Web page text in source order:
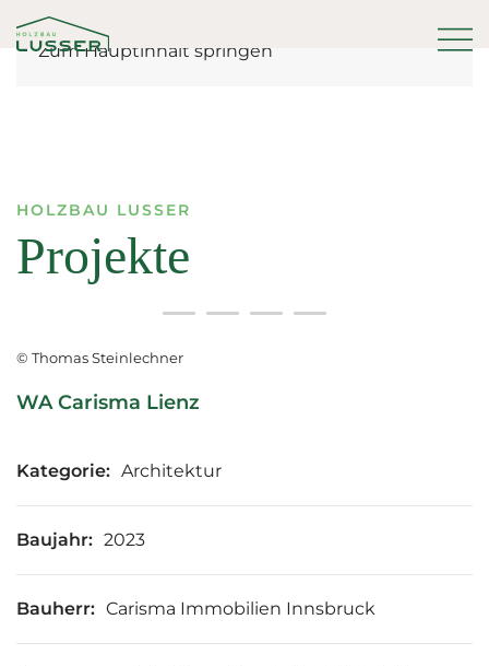
Zum Hauptinhalt springen
HOLZBAU LUSSER
Projekte
© Thomas Steinlechner
WA Carisma Lienz
Kategorie: Architektur
Baujahr: 2023
Bauherr: Carisma Immobilien Innsbruck